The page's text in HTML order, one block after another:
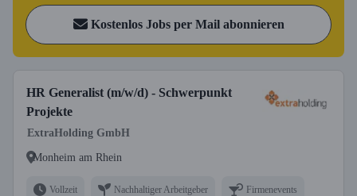
Kostenlos Jobs per Mail abonnieren
HR Generalist (m/w/d) - Schwerpunkt
Projekte
ExtraHolding GmbH
Monheim am Rhein
Vollzeit Nachhaltiger Arbeitgeber Firmenevents